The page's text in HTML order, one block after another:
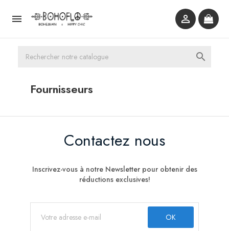
 

Fournisseurs
Contactez nous
Inscrivez-vous à notre Newsletter pour obtenir des
réductions exclusives!